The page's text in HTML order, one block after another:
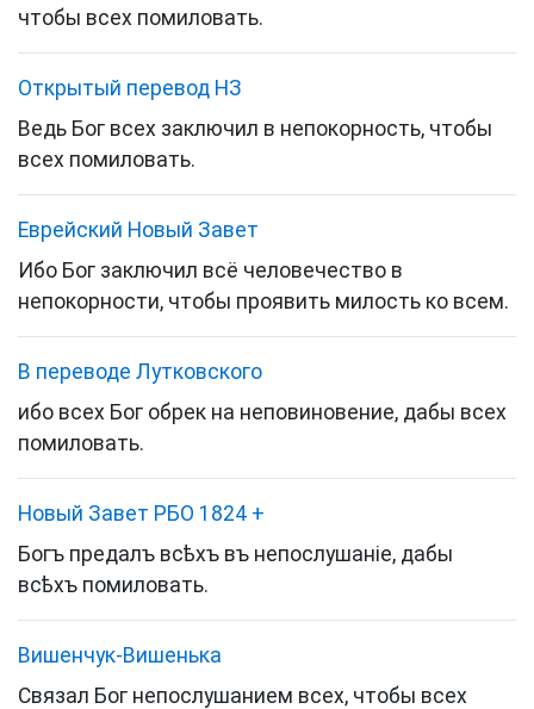
чтобы всех помиловать.
Открытый перевод НЗ
Ведь Бог всех заключил в непокорность, чтобы
всех помиловать.
Еврейский Новый Завет
Ибо Бог заключил всё человечество в
непокорности, чтобы проявить милость ко всем.
В переводе Лутковского
ибо всех Бог обрек на неповиновение, дабы всех
помиловать.
Новый Завет РБО 1824 +
Богъ предалъ всѣхъ въ непослушаніе, дабы
всѣхъ помиловать.
Вишенчук-Вишенька
Связал Бог непослушанием всех, чтобы всех